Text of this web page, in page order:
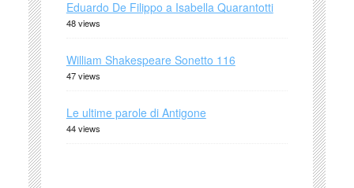
Eduardo De Filippo a Isabella Quarantotti
48 views
William Shakespeare Sonetto 116
47 views
Le ultime parole di Antigone
44 views